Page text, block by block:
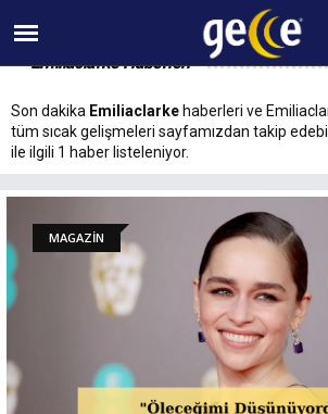
07 AĞUSTOS Cuma 18:09
Emiliaclarke Haberleri
Son dakika Emiliaclarke haberleri ve
tüm sıcak gelişmeleri sayfamızdan takip
ile ilgili 1 haber listeleniyor.
MAGAZİN